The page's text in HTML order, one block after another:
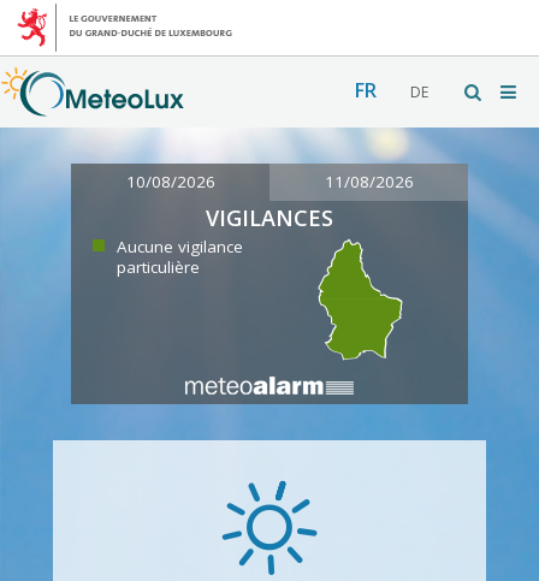
FR DE
10/08/2026 11/08/2026
VIGILANCES
Aucune vigilance
particulière